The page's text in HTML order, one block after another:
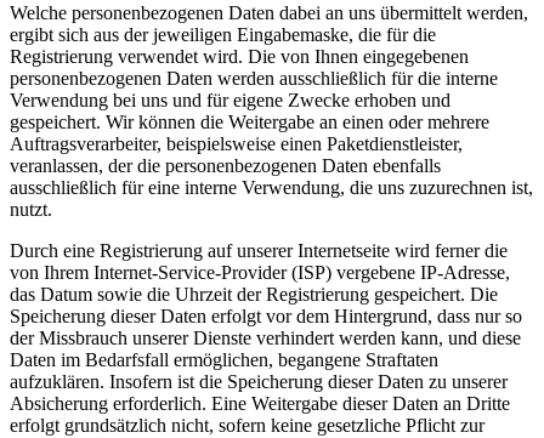
Welche personenbezogenen Daten dabei an uns übermittelt werden,
ergibt sich aus der jeweiligen Eingabemaske, die für die
Registrierung verwendet wird. Die von Ihnen eingegebenen
personenbezogenen Daten werden ausschließlich für die interne
Verwendung bei uns und für eigene Zwecke erhoben und
gespeichert. Wir können die Weitergabe an einen oder mehrere
Auftragsverarbeiter, beispielsweise einen Paketdienstleister,
veranlassen, der die personenbezogenen Daten ebenfalls
ausschließlich für eine interne Verwendung, die uns zuzurechnen ist,
nutzt.
Durch eine Registrierung auf unserer Internetseite wird ferner die
von Ihrem Internet-Service-Provider (ISP) vergebene IP-Adresse,
das Datum sowie die Uhrzeit der Registrierung gespeichert. Die
Speicherung dieser Daten erfolgt vor dem Hintergrund, dass nur so
der Missbrauch unserer Dienste verhindert werden kann, und diese
Daten im Bedarfsfall ermöglichen, begangene Straftaten
aufzuklären. Insofern ist die Speicherung dieser Daten zu unserer
Absicherung erforderlich. Eine Weitergabe dieser Daten an Dritte
erfolgt grundsätzlich nicht, sofern keine gesetzliche Pflicht zur